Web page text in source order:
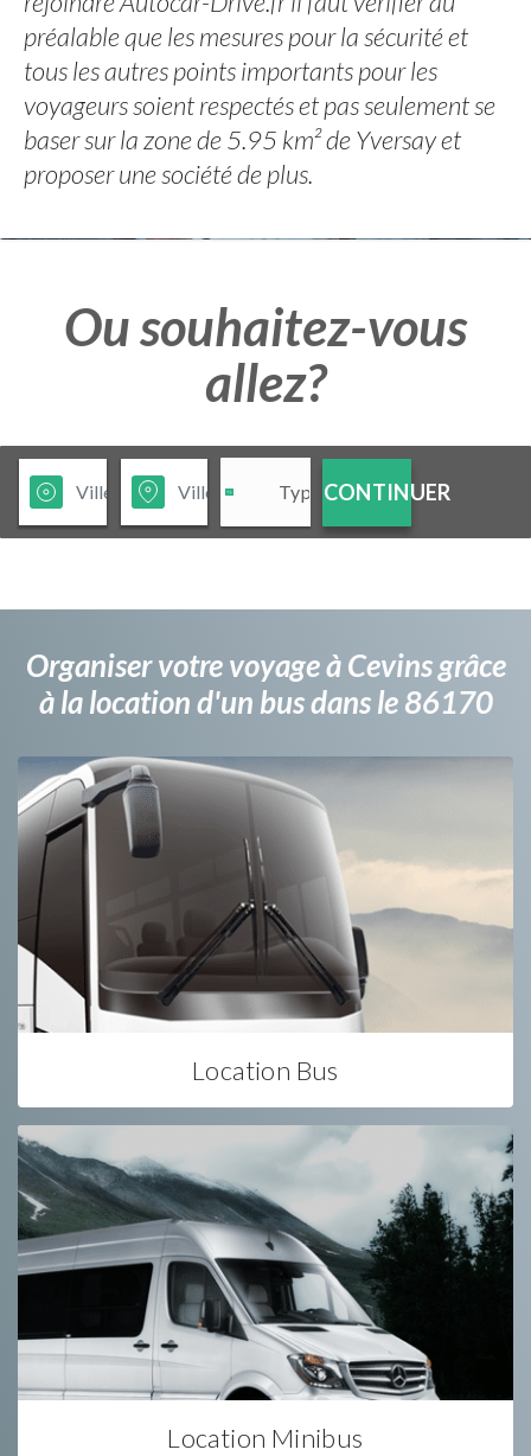
préalable que les mesures pour la sécurité et
tous les autres points importants pour les
voyageurs soient respectés et pas seulement se
baser sur la zone de 5.95 km² de Yversay et
proposer une société de plus.
Ou souhaitez-vous
allez?
CONTINUER
Organiser votre voyage à Cevins grâce
à la location d'un bus dans le 86170
Location Bus
Location Minibus